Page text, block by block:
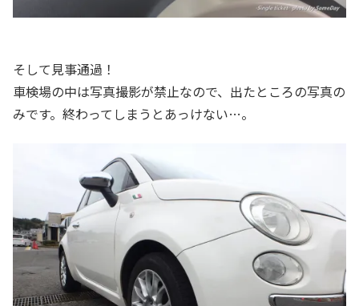
そして見事通過！
車検場の中は写真撮影が禁止なので、出たところの写真の
みです。終わってしまうとあっけない…。